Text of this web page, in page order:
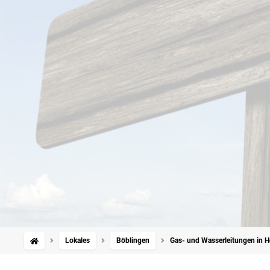
Lokales Böblingen Gas- und Wasserleitungen in